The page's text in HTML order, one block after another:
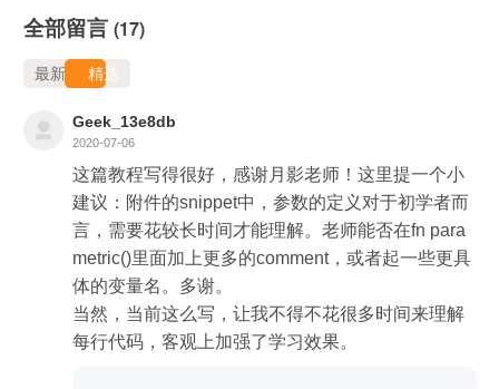
全部留言 (17)
最新 精选
Geek_13e8db
2020-07-06
这篇教程写得很好，感谢月影老师！这里提一个小
建议：附件的snippet中，参数的定义对于初学者而
言，需要花较长时间才能理解。老师能否在fn para
metric()里面加上更多的comment，或者起一些更具
体的变量名。多谢。
当然，当前这么写，让我不得不花很多时间来理解